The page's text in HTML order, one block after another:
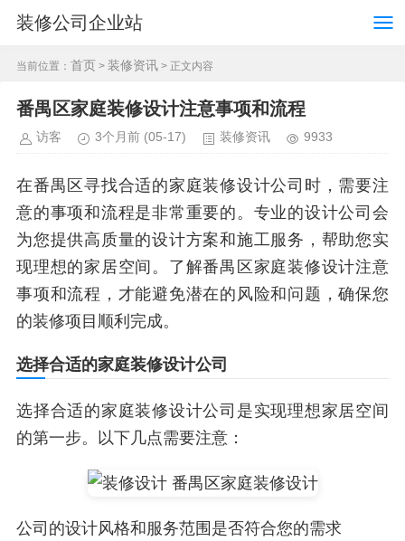
装修公司企业站
当前位置： 首页 > 装修资讯 > 正文内容
番禺区家庭装修设计注意事项和流程
访客 3个月前 (05-17) 装修资讯 9933
在番禺区寻找合适的家庭装修设计公司时，需要注
意的事项和流程是非常重要的。专业的设计公司会
为您提供高质量的设计方案和施工服务，帮助您实
现理想的家居空间。了解番禺区家庭装修设计注意
事项和流程，才能避免潜在的风险和问题，确保您
的装修项目顺利完成。
选择合适的家庭装修设计公司
选择合适的家庭装修设计公司是实现理想家居空间
的第一步。以下几点需要注意：
公司的设计风格和服务范围是否符合您的需求